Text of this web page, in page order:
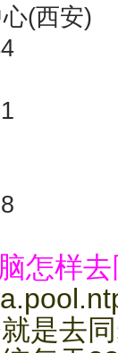
(西安)
怎样
就是去